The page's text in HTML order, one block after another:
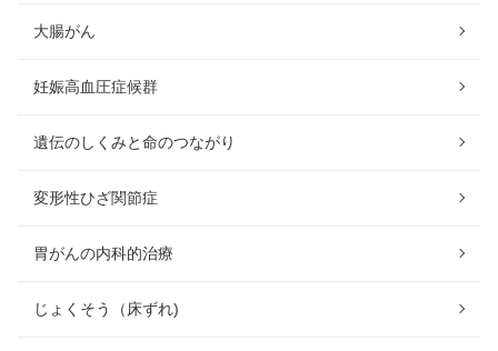
大腸がん
妊娠高血圧症候群
遺伝のしくみと命のつながり
変形性ひざ関節症
胃がんの内科的治療
じょくそう（床ずれ)